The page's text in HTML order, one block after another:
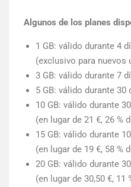
Algunos de los planes
1 GB: válido durante 4
(exclusivo para nuevos
3 GB: válido durante 7
5 GB: válido durante 30
10 GB: válido durante
(en lugar de 21 €, 26 %
15 GB: válido durante
(en lugar de 19 €, 58 %
20 GB: válido durante
(en lugar de 30,50 €, 11